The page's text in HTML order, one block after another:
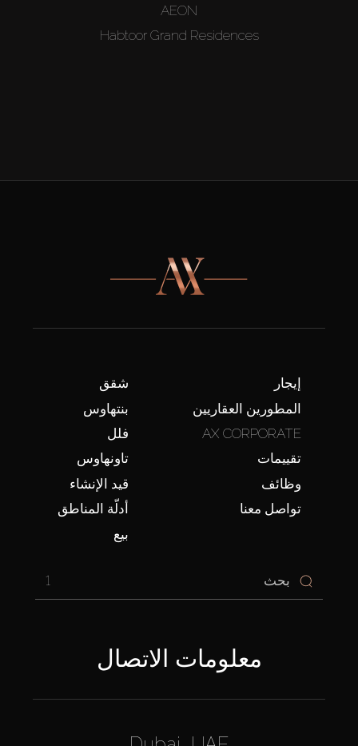
AEON
Habtoor Grand Residences
شقق
بنتهاوس
فلل
تاونهاوس
قيد الإنشاء
أدلّة المناطق
بيع
إيجار
المطورين العقاريين
AX CORPORATE
تقييمات
وظائف
تواصل معنا
1
معلومات الاتصال